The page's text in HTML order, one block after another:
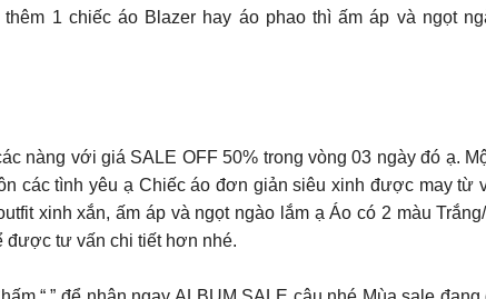
1 chiếc áo Blazer hay áo phao thì ấm áp và ngọt
nàng với giá SALE OFF 50% trong vòng 03 ngày đó ạ.
các tình yêu ạ Chiếc áo đơn giản siêu xinh được may từ
xinh xắn, ấm áp và ngọt ngào lắm ạ Áo có 2 màu
được tư vấn chi tiết hơn nhé.